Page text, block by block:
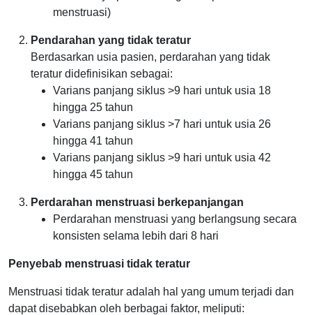
menstruasi)
Pendarahan yang tidak teratur
Berdasarkan usia pasien, perdarahan yang tidak
teratur didefinisikan sebagai:
Varians panjang siklus >9 hari untuk usia 18
hingga 25 tahun
Varians panjang siklus >7 hari untuk usia 26
hingga 41 tahun
Varians panjang siklus >9 hari untuk usia 42
hingga 45 tahun
Perdarahan menstruasi berkepanjangan
Perdarahan menstruasi yang berlangsung secara
konsisten selama lebih dari 8 hari
Penyebab menstruasi tidak teratur
Menstruasi tidak teratur adalah hal yang umum terjadi dan
dapat disebabkan oleh berbagai faktor, meliputi: